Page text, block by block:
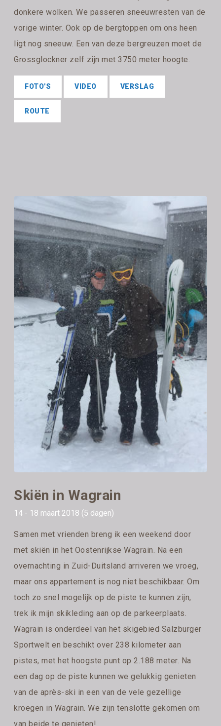
donkere wolken. We passeren sneeuwresten van de
vorige winter. Ook op de bergtoppen om ons heen
ligt nog sneeuw. Een van deze bergreuzen moet de
Grossglockner zelf zijn met 3750 meter hoogte.
FOTO'S VIDEO VERSLAG
ROUTE
Skiën in Wagrain
14 - 18 maart 2018 (5 dagen)
Samen met vrienden breng ik een weekend door
met skiën in het Oostenrijkse Wagrain. Na een
overnachting in Zuid-Duitsland arriveren we vroeg,
maar ons appartement is nog niet beschikbaar. Om
toch zo snel mogelijk op de piste te kunnen zijn,
trek ik mijn skikleding aan op de parkeerplaats.
Wagrain is onderdeel van het skigebied Salzburger
Sportwelt en beschikt over 238 kilometer aan
pistes, met het hoogste punt op 2.188 meter. Na
een dag op de piste kunnen we gelukkig genieten
van de après-ski in een van de vele gezellige
kroegen in Wagrain. We zijn tenslotte gekomen om
van beide te genieten!